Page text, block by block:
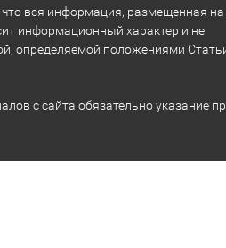
вся информация, размещенная на
информационный характер и не
определяемой положениями
с сайта обязательно указание